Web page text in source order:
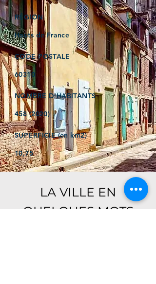
RÉGION
Hauts de France
CODE POSTALE
60310
NOMBRE D'HABITANTS
458 (2020)
SUPERFICIE (en km2)
10,75
LA VILLE EN
QUELQUES MOTS